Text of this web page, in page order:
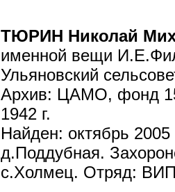
ТЮРИН Николай
именной вещи
Ульяновский
Архив: ЦАМО, фонд
1942 г.
Найден: октябрь
д.Поддубная.
с.Холмец. Отряд: